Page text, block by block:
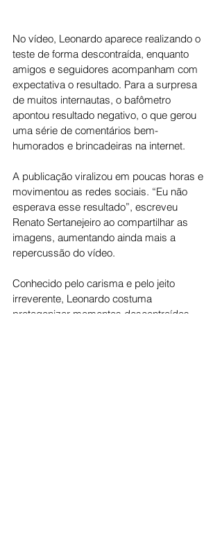
No vídeo, Leonardo aparece realizando o
teste de forma descontraída, enquanto
amigos e seguidores acompanham com
expectativa o resultado. Para a surpresa
de muitos internautas, o bafômetro
apontou resultado negativo, o que gerou
uma série de comentários bem-
humorados e brincadeiras na internet.
A publicação viralizou em poucas horas e
movimentou as redes sociais. “Eu não
esperava esse resultado”, escreveu
Renato Sertanejeiro ao compartilhar as
imagens, aumentando ainda mais a
repercussão do vídeo.
Conhecido pelo carisma e pelo jeito
irreverente, Leonardo costuma
protagonizar momentos descontraídos